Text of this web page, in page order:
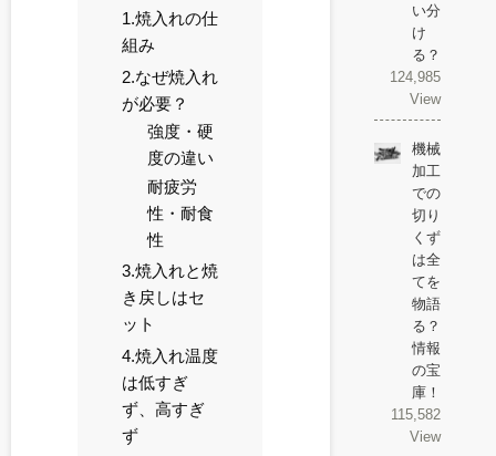
1.焼入れの仕
組み
2.なぜ焼入れ
が必要？
強度・硬
度の違い
耐疲労
性・耐食
性
3.焼入れと焼
き戻しはセ
ット
4.焼入れ温度
は低すぎ
ず、高すぎ
ず
い分
け
る？
124,985
View
機械
加工
での
切り
くず
は全
てを
物語
る？
情報
の宝
庫！
115,582
View